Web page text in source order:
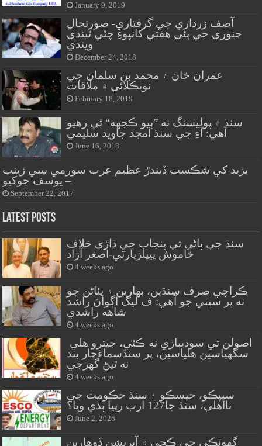
January 9, 2019
آصف زرداري جي گرفتاري- صورتحال
جنوري جي ٻئي هفتي کانپوءِ چٽي ٿيندي
ويندي
December 24, 2018
عمران خان ۽ محمد بن سلمان جي
نويڪلائي ۾ ملاقات
February 18, 2019
سنڌ ۾ پوليسنگ نه ”ٻيو ڪجهه“ ٿي رهيو
آهي: آءِ جي سنڌ امجد جاويد سليمي
June 16, 2018
يزيد کي شڪست ڏيندڙ عظيم عرب سورمي بيبي زينب
– يوسف جوکيو
September 22, 2017
Latest Posts
سنڌ جي پاڻي تي پنجاب جي ڌاڙي خلاف
خاموش پيپلزپارٽي-اصغر آزاد
4 weeks ago
ڪراچي صرف سنڌين، بهارين ۽ پٺاڻن جو
نه پر سڀني جو آهي: ف ليگ اڳواڻ راشد
شاهه راشدي
4 weeks ago
سگهياسين هلياسين، پر سنڌسماءَچار بند
نه ٿيڻ گهرجي
4 weeks ago
سيپڪو، حيسڪو ۽ سنڌ حڪومت جي
نااهلي، سنڌ جا127 ارب رپيا ٻڏي ويا؟
June 2, 2026
گهوٽڪي جي ڪچي ۾ آپريشن ڏوهارين